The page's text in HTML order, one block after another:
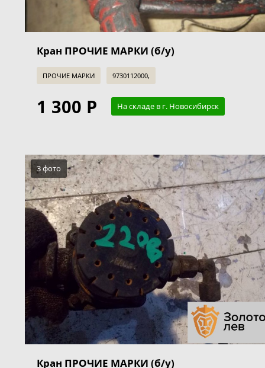
Кран ПРОЧИЕ МАРКИ (б/у)
ПРОЧИЕ МАРКИ 9730112000,
1 300 Р На складе в г. Новосибирск
3 фото
Кран ПРОЧИЕ МАРКИ (б/у)